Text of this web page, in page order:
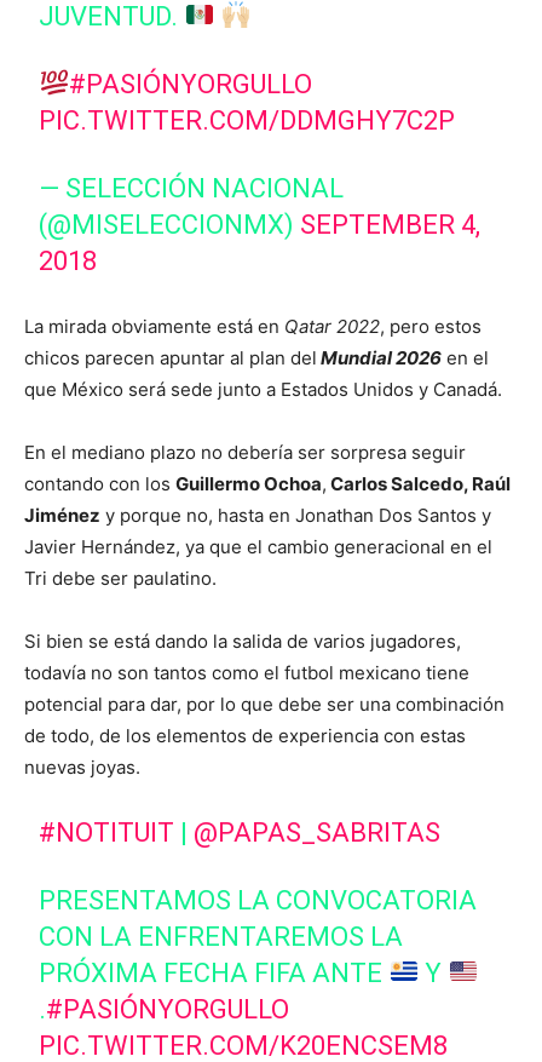
JUVENTUD.
#PASIÓNYORGULLO
PIC.TWITTER.COM/DDMGHY7C2P
— SELECCIÓN NACIONAL
(@MISELECCIONMX) SEPTEMBER 4,
2018
La mirada obviamente está en Qatar 2022, pero estos
chicos parecen apuntar al plan del Mundial 2026 en el
que México será sede junto a Estados Unidos y Canadá.
En el mediano plazo no debería ser sorpresa seguir
contando con los Guillermo Ochoa, Carlos Salcedo, Raúl
Jiménez y porque no, hasta en Jonathan Dos Santos y
Javier Hernández, ya que el cambio generacional en el
Tri debe ser paulatino.
Si bien se está dando la salida de varios jugadores,
todavía no son tantos como el futbol mexicano tiene
potencial para dar, por lo que debe ser una combinación
de todo, de los elementos de experiencia con estas
nuevas joyas.
#NOTITUIT | @PAPAS_SABRITAS
PRESENTAMOS LA CONVOCATORIA
CON LA ENFRENTAREMOS LA
PRÓXIMA FECHA FIFA ANTE
Y
.#PASIÓNYORGULLO
PIC.TWITTER.COM/K20ENCSEM8